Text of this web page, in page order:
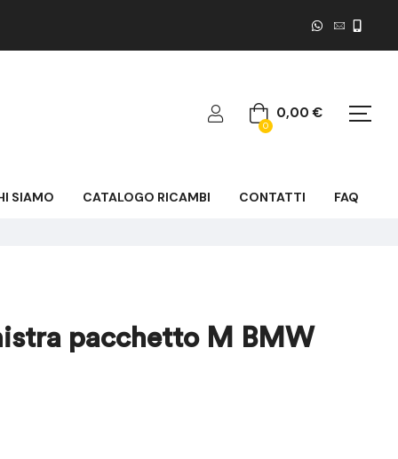
0
0,00€
SIAMO CATALOGO RICAMBI CONTATTI FAQ
pacchetto M BMW